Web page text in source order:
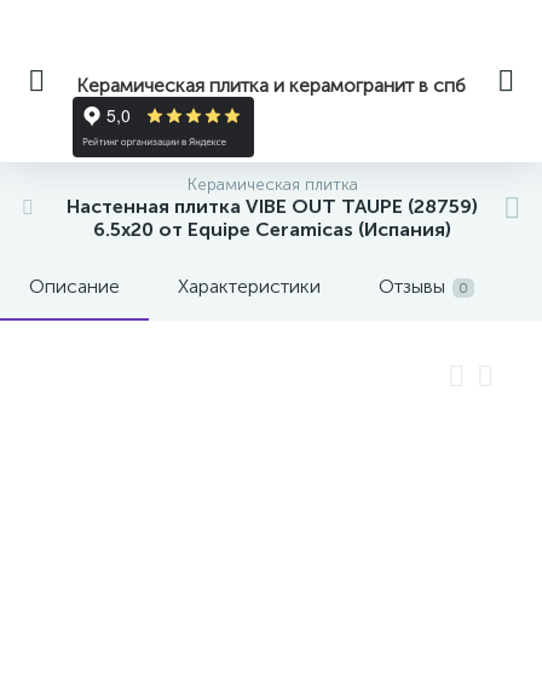
Керамическая плитка и керамогранит в спб
Керамическая плитка
Настенная плитка VIBE OUT TAUPE (28759)
6.5x20 от Equipe Ceramicas (Испания)
Описание Характеристики Отзывы 0